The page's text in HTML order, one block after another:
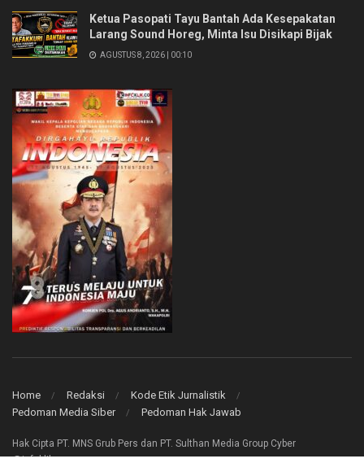
Ketua Pasopati Tayu Bantah Ada Kesepakatan
Larang Sound Horeg, Minta Isu Disikapi Bijak
AGUSTUS 8, 2026 | 00:10
Home Redaksi
Kode Etik Jurnalistik
Pedoman Media Siber
Pedoman Hak Jawab
Hak Cipta PT. MNS Grub Pers dan PT. Sulthan Media Group Cyber
@infoklik.co